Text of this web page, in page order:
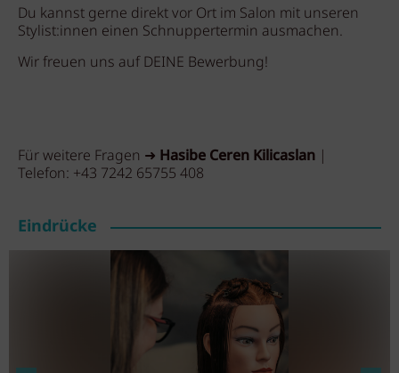
Du kannst gerne direkt vor Ort im Salon mit unseren
Stylist:innen einen Schnuppertermin ausmachen.
Wir freuen uns auf DEINE Bewerbung!
Für weitere Fragen ➜ Hasibe Ceren Kilicaslan |
Telefon: +43 7242 65755 408
Eindrücke